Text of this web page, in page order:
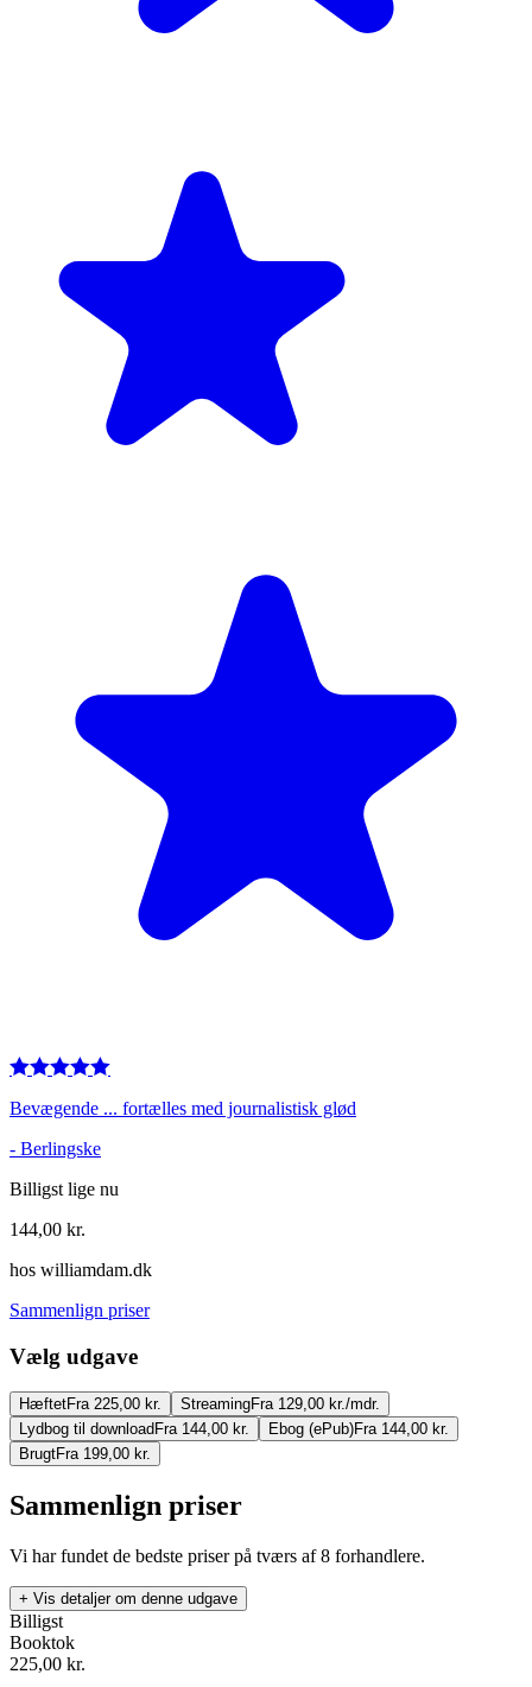
Bevægende ... fortælles med journalistisk glød
- Berlingske
Billigst lige nu
144,00 kr.
hos williamdam.dk
Sammenlign priser
Vælg udgave
HæftetFra 225,00 kr. StreamingFra 129,00 kr./mdr.
Lydbog til download Fra 144,00 kr. Ebog (ePub)Fra 144,00 kr.
BrugtFra 199,00 kr.
Sammenlign priser
Vi har fundet de bedste priser på tværs af 8 forhandlere.
+ Vis detaljer om denne udgave
Billigst
Booktok
225,00 kr.